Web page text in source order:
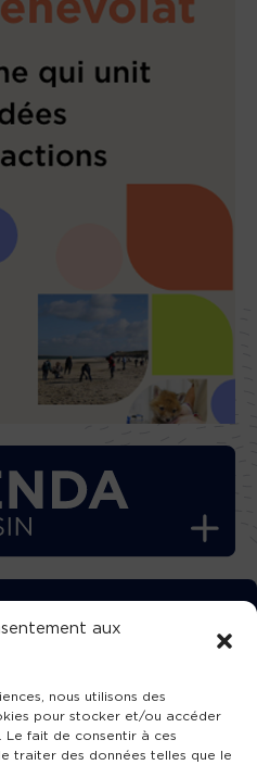
aux
nous utilisons des
pour stocker et/ou accéder
Le fait de consentir à ces
traiter des données telles que le
GRATUITEMENT
TVBA !